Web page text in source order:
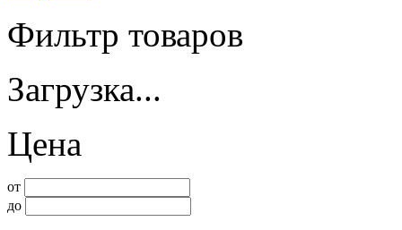
Фильтр товаров
Загрузка...
Цена
от
до